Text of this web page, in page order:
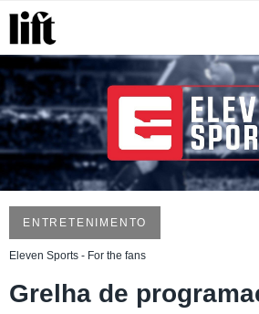
ENTRETENIMENTO
Eleven Sports - For the fans
Grelha de